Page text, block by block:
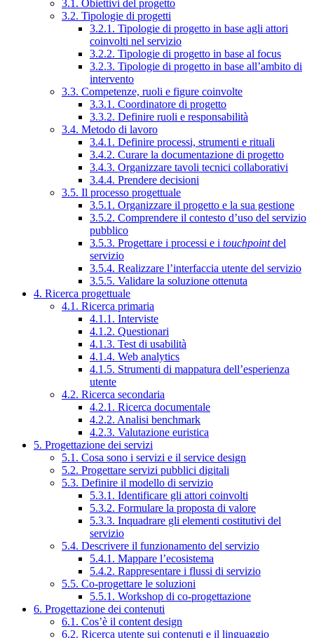
3.1. Obiettivi del progetto
3.2. Tipologie di progetti
3.2.1. Tipologie di progetto in base agli attori
coinvolti nel servizio
3.2.2. Tipologie di progetto in base al focus
3.2.3. Tipologie di progetto in base all’ambito di
intervento
3.3. Competenze, ruoli e figure coinvolte
3.3.1. Coordinatore di progetto
3.3.2. Definire ruoli e responsabilità
3.4. Metodo di lavoro
3.4.1. Definire processi, strumenti e rituali
3.4.2. Curare la documentazione di progetto
3.4.3. Organizzare tavoli tecnici collaborativi
3.4.4. Prendere decisioni
3.5. Il processo progettuale
3.5.1. Organizzare il progetto e la sua gestione
3.5.2. Comprendere il contesto d’uso del servizio
pubblico
3.5.3. Progettare i processi e i touchpointdel
servizio
3.5.4. Realizzare l’interfaccia utente del servizio
3.5.5. Validare la soluzione ottenuta
4. Ricerca progettuale
4.1. Ricerca primaria
4.1.1. Interviste
4.1.2. Questionari
4.1.3. Test di usabilità
4.1.4. Web analytics
4.1.5. Strumenti di mappatura dell’esperienza
utente
4.2. Ricerca secondaria
4.2.1. Ricerca documentale
4.2.2. Analisi benchmark
4.2.3. Valutazione euristica
5. Progettazione dei servizi
5.1. Cosa sono i servizi e il service design
5.2. Progettare servizi pubblici digitali
5.3. Definire il modello di servizio
5.3.1. Identificare gli attori coinvolti
5.3.2. Formulare la proposta di valore
5.3.3. Inquadrare gli elementi costitutivi del
servizio
5.4. Descrivere il funzionamento del servizio
5.4.1. Mappare l’ecosistema
5.4.2. Rappresentare i flussi di servizio
5.5. Co-progettare le soluzioni
5.5.1. Workshop di co-progettazione
6. Progettazione dei contenuti
6.1. Cos’è il content design
6.2. Ricerca utente sui contenuti e il linguaggio